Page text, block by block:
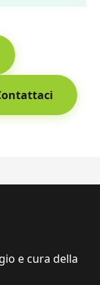
e cura della